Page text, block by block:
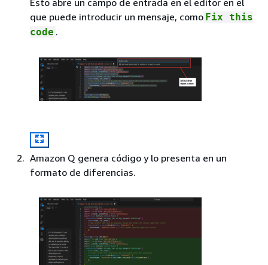
que puede introducir un mensaje, como Fix this
code .
Amazon Q genera código y lo presenta en un
formato de diferencias.